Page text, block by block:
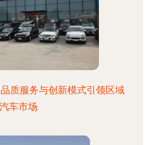
质服务与创新模式引领区域
汽车市场